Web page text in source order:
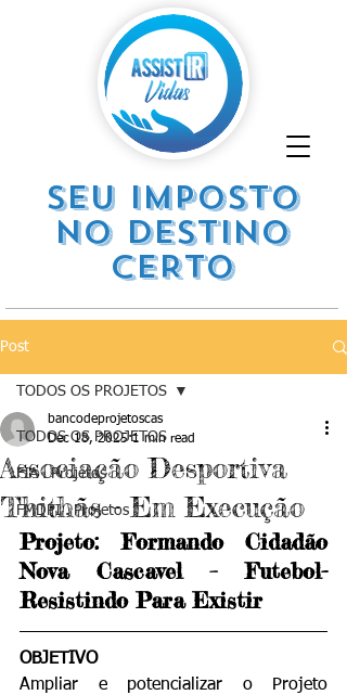
SEU IMPOSTO
NO DESTINO
CERTO
Post
TODOS OS PROJETOS
FIA . Projetos
FMDPI . Projetos
TODOS OS PROJETOS
Associação Desportiva
Thithãs - Em Execução
bancodeprojetoscas
Dec 18, 2025 1 min read
Projeto: Formando Cidadão
Nova Cascavel – Futebol-
Resistindo Para Existir
OBJETIVO
Ampliar e potencializar o Projeto